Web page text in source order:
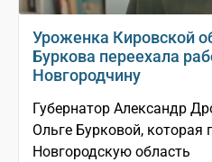
Уроженка Кировской
Буркова переехала
Новгородчину
Губернатор Александр
Ольге Бурковой, которая
Новгородскую область